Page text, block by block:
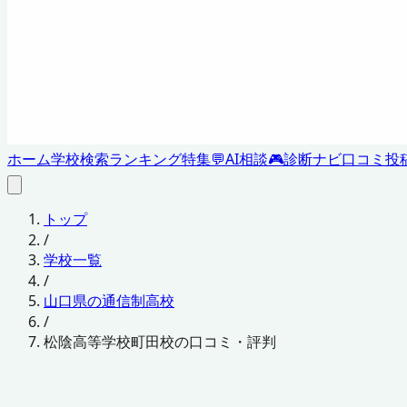
ホーム学校検索ランキング特集💬AI相談🎮診断ナビ口コミ投
トップ
/
学校一覧
/
山口県の通信制高校
/
松陰高等学校町田校の口コミ・評判